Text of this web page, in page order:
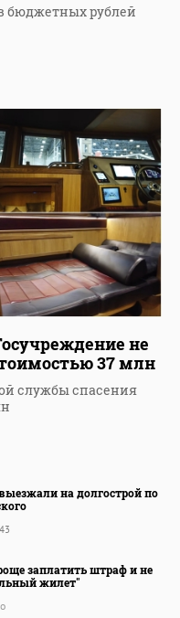
бюджетных рублей
не
37 млн
службы спасения
на долгострой по
заплатить штраф и не
жилет"